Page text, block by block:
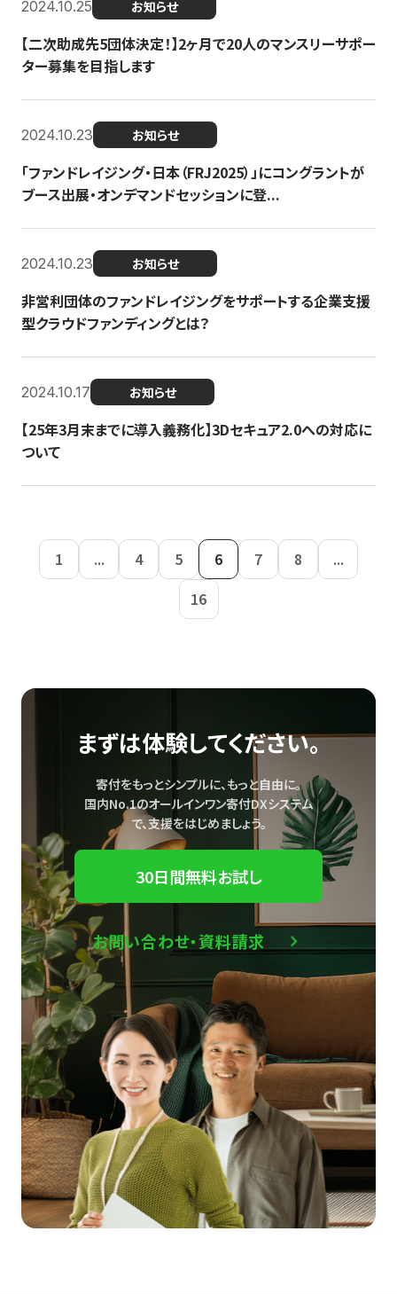
2024.10.25 お知らせ
【二次助成先5団体決定！】2ヶ月で20人のマンスリーサポー
ター募集を目指します
2024.10.23 お知らせ
「ファンドレイジング・日本（FRJ2025）」にコングラントが
ブース出展・オンデマンドセッションに登...
2024.10.23 お知らせ
非営利団体のファンドレイジングをサポートする企業支援
型クラウドファンディングとは？
2024.10.17 お知らせ
【25年3月末までに導入義務化】3Dセキュア2.0への対応に
ついて
1 ... 4 5 6 7 8
...
16
まずは体験してください。
寄付をもっとシンプルに、もっと自由に。
国内No.1のオールインワン寄付DXシステム
で、支援をはじめましょう。
30日間無料お試し
お問い合わせ・資料請求